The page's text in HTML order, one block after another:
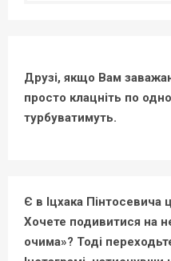
Друзі, якщо Вам
просто клацніть по
турбуватимуть.
Є в Іцхака
Хочете подивитися на
очима»? Тоді